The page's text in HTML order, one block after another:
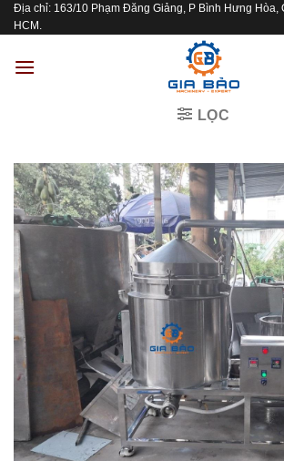
Skip
to
Địa chỉ: 163/10 Phạm Đăng Giảng, P Bình Hưng Hòa,
HCM.
LỌC